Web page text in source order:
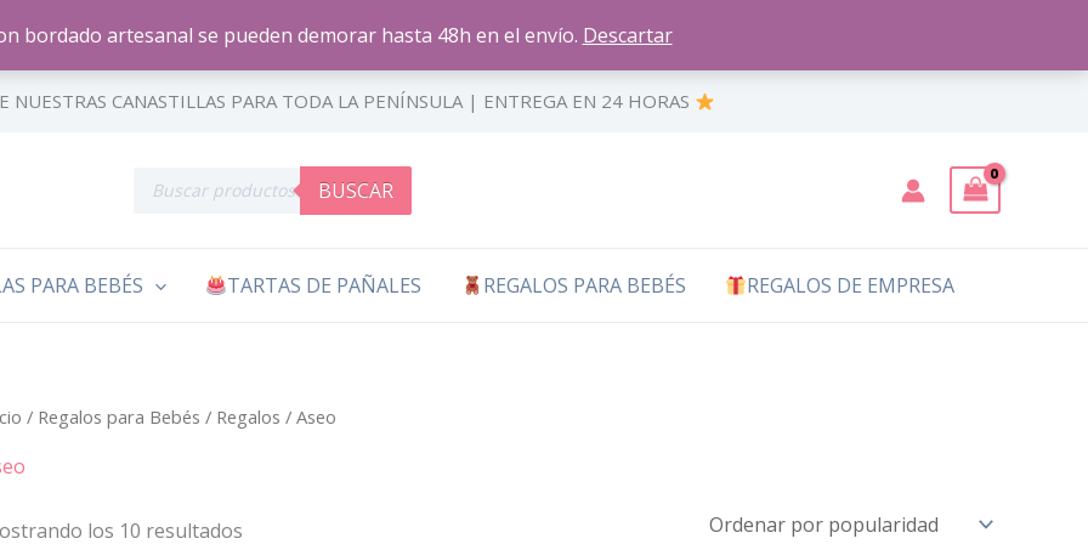
bordado artesanal se pueden demorar hasta 48h en el envío. Descartar
NUESTRAS CANASTILLAS PARA TODA LA PENÍNSULA | ENTREGA EN 24 HORAS
BUSCAR
PARA BEBÉS TARTAS DE PAÑALES REGALOS PARA BEBÉS REGALOS DE EMPRESA
/ Regalos para Bebés / Regalos / Aseo
los 10 resultados
Ordenado
por